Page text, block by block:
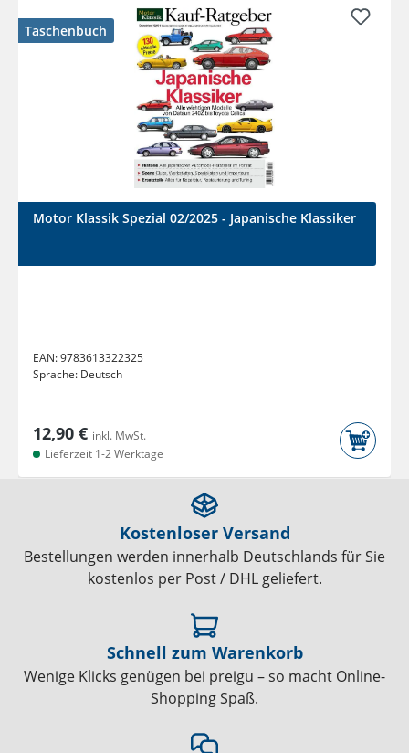
Taschenbuch
Motor Klassik Spezial 02/2025 - Japanische Klassiker
EAN:9783613322325
Sprache: Deutsch
12,90 € inkl. MwSt.
Lieferzeit 1-2 Werktage
Kostenloser Versand
Bestellungen werden innerhalb Deutschlands für Sie
kostenlos per Post / DHL geliefert.
Schnell zum Warenkorb
Wenige Klicks genügen bei preigu – so macht Online-
Shopping Spaß.